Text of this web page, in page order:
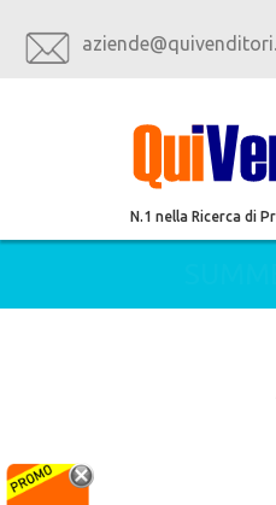
N.1 nella Ricerca di